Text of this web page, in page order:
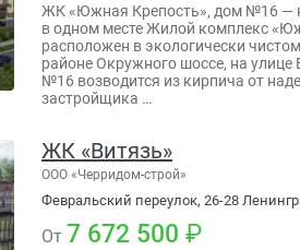
ЖК «Южная Крепость», дом №16 —
в одном месте Жилой комплекс
расположен в экологически
районе Окружного шоссе, на
№16 возводится из кирпича от
застройщика …
ЖК «Витязь»
ООО «Черридом-строй»
Февральский переулок, 26-28
От 7 672 500